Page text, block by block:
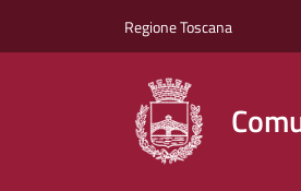
Regione Toscana